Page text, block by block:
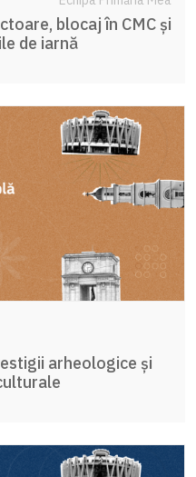
blocaj în CMC și
de iarnă
arheologice și